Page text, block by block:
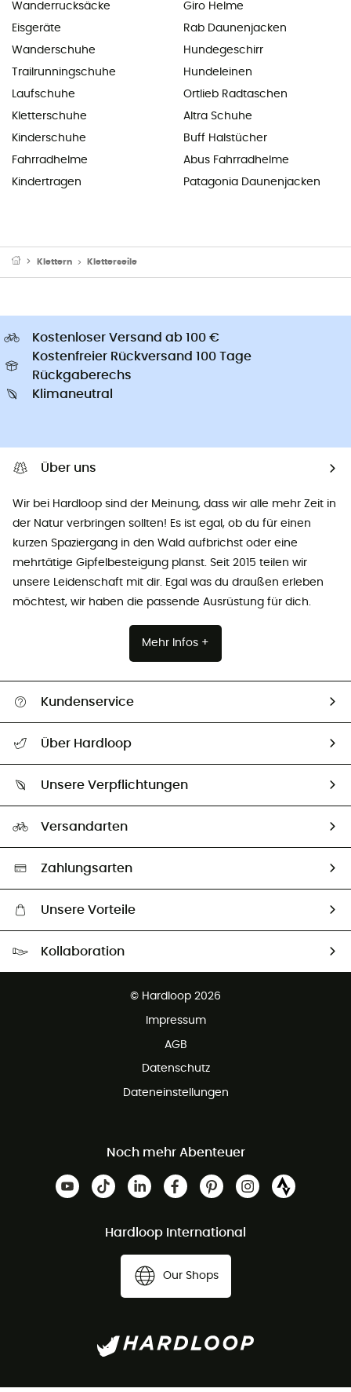
Wanderrucksäcke
Eisgeräte
Wanderschuhe
Trailrunningschuhe
Laufschuhe
Kletterschuhe
Kinderschuhe
Fahrradhelme
Kindertragen
Giro Helme
Rab Daunenjacken
Hundegeschirr
Hundeleinen
Ortlieb Radtaschen
Altra Schuhe
Buff Halstücher
Abus Fahrradhelme
Patagonia Daunenjacken
Klettern Kletterseile
Kostenloser Versand ab 100 €
Kostenfreier Rückversand 100 Tage
Rückgaberechs
Klimaneutral
Über uns
Wir bei Hardloop sind der Meinung, dass wir alle mehr Zeit in
der Natur verbringen sollten! Es ist egal, ob du für einen
kurzen Spaziergang in den Wald aufbrichst oder eine
mehrtätige Gipfelbesteigung planst. Seit 2015 teilen wir
unsere Leidenschaft mit dir. Egal was du draußen erleben
möchtest, wir haben die passende Ausrüstung für dich.
Mehr Infos +
Kundenservice
Größentabelle
Vertrag widerrufen
Über Hardloop
Unsere Botschafter
Unsere Verpflichtungen
Auswahl an nachhaltigen Produkten
Versandarten
Zahlungsarten
Unsere Vorteile
Kollaboration
© Hardloop 2026
Impressum
AGB
Datenschutz
Dateneinstellungen
Noch mehr Abenteuer
Hardloop International
Our Shops